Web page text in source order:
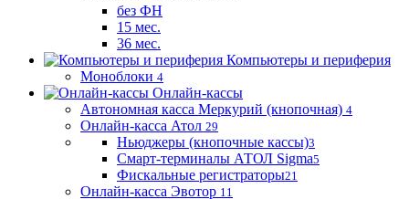
без ФН
15 мес.
36 мес.
Компьютеры и периферия
Моноблоки 4
Онлайн-кассы
Автономная касса Меркурий (кнопочная) 4
Онлайн-касса Атол 29
Ньюджеры (кнопочные кассы)3
Смарт-терминалы АТОЛ Sigma5
Фискальные регистраторы21
Онлайн-касса Эвотор 11